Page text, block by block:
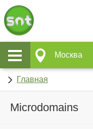
Москва
Главная
Microdomains